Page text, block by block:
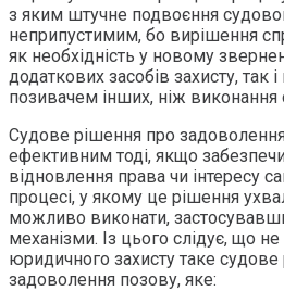
з яким штучне подвоєння
неприпустимим, бо вирішення
як необхідність у новому
додаткових засобів захисту, так
позивачем інших, ніж виконання
Судове рішення про
ефективним тоді, якщо
відновлення права чи інтересу
процесі, у якому це рішення
можливо виконати,
механізми. Із цього слідує, що
юридичного захисту таке
задоволення позову, яке: